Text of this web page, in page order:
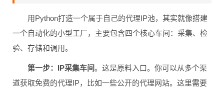
用Python打造一个属于自己的代理IP池，其实就像搭建
一个自动化的小型工厂，主要包含四个核心车间：采集、检
验、存储和调用。
第一步：IP采集车间。这是原料入口。你可以从多个渠
道获取免费的代理IP，比如一些公开的代理网站。这里需要